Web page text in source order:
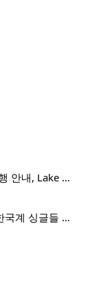
*시애틀 산악회, 7/29/2026, 수요일 정기산행 안내, Lake 22*
Couple.net 1:1 50만쌍 글로벌 매칭 - 미주 한국계 싱글들 모이세요